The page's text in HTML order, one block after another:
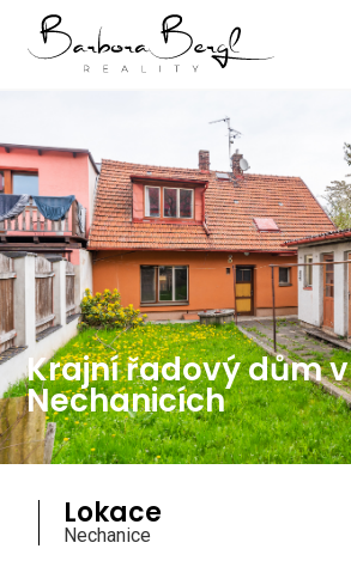
Krajní řadový dům v
Nechanicích
Lokace
Nechanice